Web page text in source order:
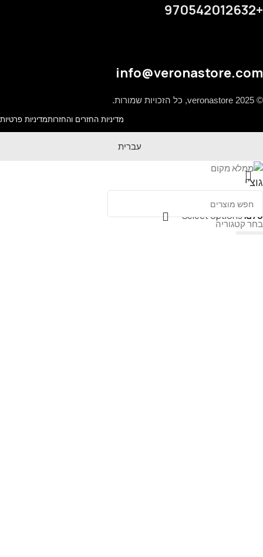
+970542012632
info@veronastore.com
© 2025 veronastore, כל הזכויות שמורות.
מדיניות החזרים והחזרותמדיניות פרטיות
עברית
בחר קטגוריה
גוצ'י
₪70
Select options